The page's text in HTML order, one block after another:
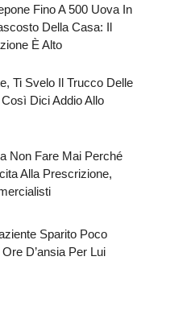
Fino A 500 Uova In
Della Casa: Il
È Alto
Ti Svelo Il Trucco Delle
Dici Addio Allo
Non Fare Mai Perché
Alla Prescrizione,
Sparito Poco
D’ansia Per Lui